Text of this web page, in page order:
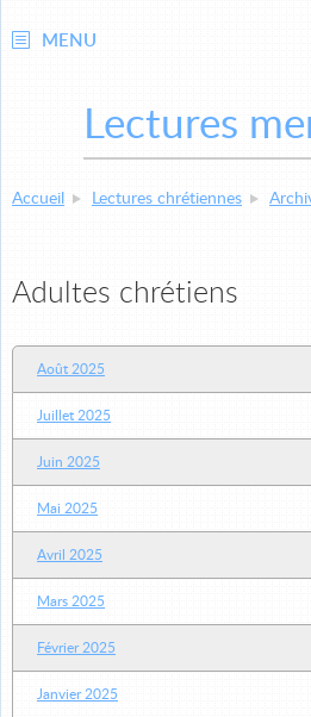
MENU
Lectures
Accueil Lectures chrétiennes
Adultes chrétiens
Août 2025
Juillet 2025
Juin 2025
Mai 2025
Avril 2025
Mars 2025
Février 2025
Janvier 2025